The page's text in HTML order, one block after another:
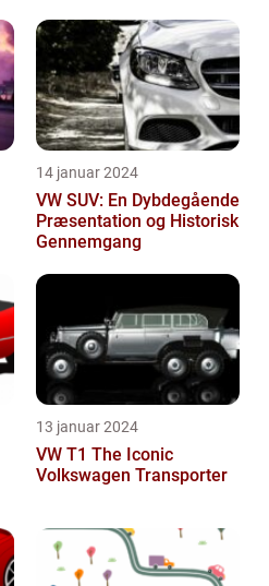
14 januar 2024
VW SUV: En Dybdegående
Præsentation og Historisk
Gennemgang
13 januar 2024
VW T1 The Iconic
Volkswagen Transporter